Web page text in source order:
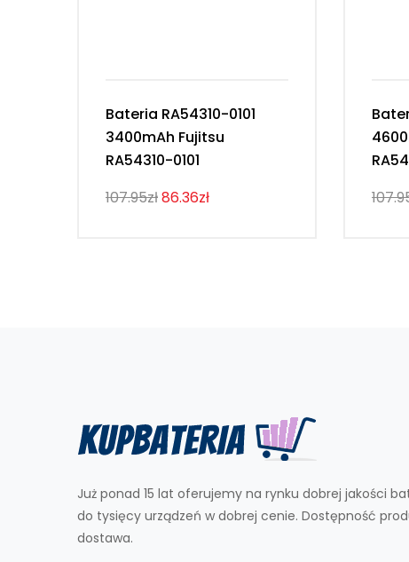
Bateria RA54310-0101
3400mAh Fujitsu
RA54310-0101
107.95zł86.36zł
Już ponad 15 lat oferujemy na rynku dobrej jakości
do tysięcy urządzeń w dobrej cenie. Dostępność
dostawa.